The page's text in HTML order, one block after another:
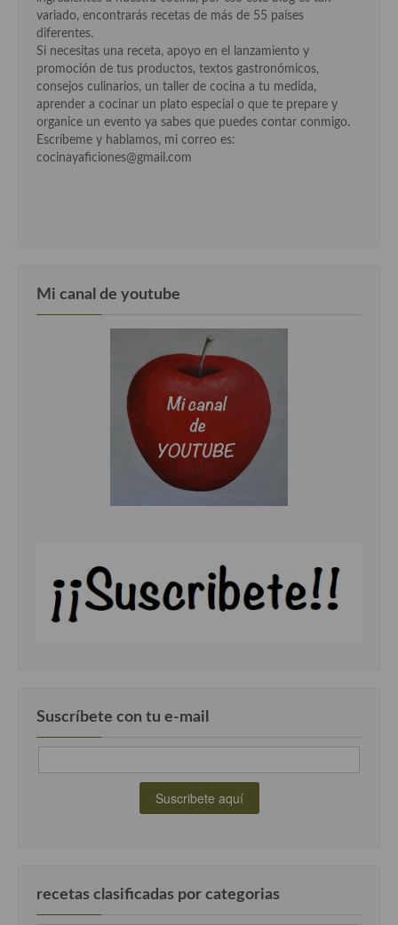
variado, encontrarás recetas de más de 55 países
diferentes.
Si necesitas una receta, apoyo en el lanzamiento y
promoción de tus productos, textos gastronómicos,
consejos culinarios, un taller de cocina a tu medida,
aprender a cocinar un plato especial o que te prepare y
organice un evento ya sabes que puedes contar conmigo.
Escríbeme y hablamos, mi correo es:
cocinayaficiones@gmail.com
Mi canal de youtube
Suscríbete con tu e-mail
recetas clasificadas por categorias